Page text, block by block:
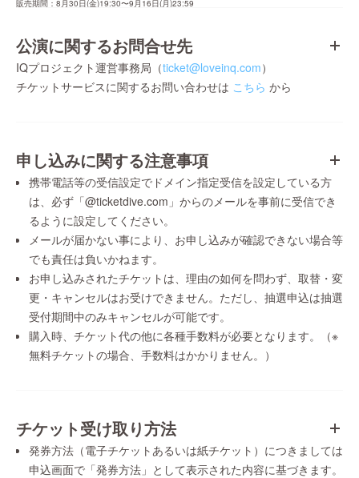
販売期間：8月30日(金)19:30〜9月16日(月)23:59
公演に関するお問合せ先
IQプロジェクト運営事務局（ticket@loveinq.com）
チケットサービスに関するお問い合わせは こちら から
申し込みに関する注意事項
携帯電話等の受信設定でドメイン指定受信を設定している方
は、必ず「@ticketdive.com」からのメールを事前に受信でき
るように設定してください。
メールが届かない事により、お申し込みが確認できない場合等
でも責任は負いかねます。
お申し込みされたチケットは、理由の如何を問わず、取替・変
更・キャンセルはお受けできません。ただし、抽選申込は抽選
受付期間中のみキャンセルが可能です。
購入時、チケット代の他に各種手数料が必要となります。（※
無料チケットの場合、手数料はかかりません。）
チケット受け取り方法
発券方法（電子チケットあるいは紙チケット）につきましては
申込画面で「発券方法」として表示された内容に基づきます。